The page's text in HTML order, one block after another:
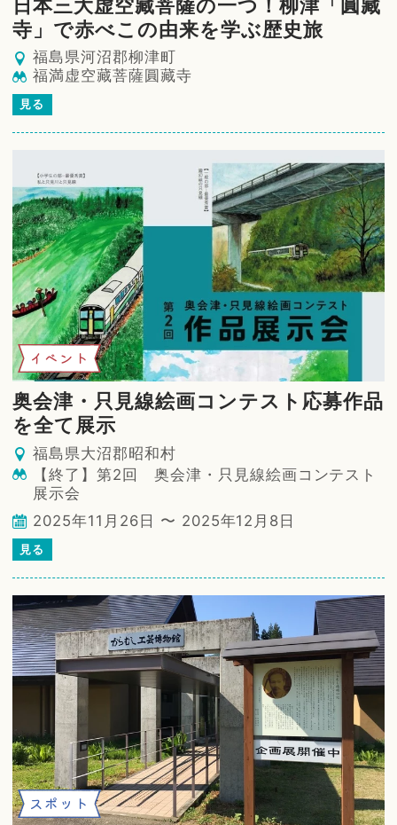
日本三大虚空藏菩薩の一つ！柳津「圓藏
寺」で赤べこの由来を学ぶ歴史旅
福島県河沼郡柳津町
福満虚空藏菩薩圓藏寺
見る
イベント
奥会津・只見線絵画コンテスト応募作品
を全て展示
福島県大沼郡昭和村
【終了】第2回 奥会津・只見線絵画コンテスト
展示会
2025年11月26日 〜 2025年12月8日
見る
スポット